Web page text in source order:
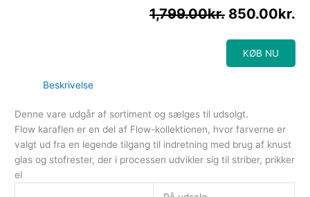
1,799.00kr. 850.00kr.
KØB NU
Beskrivelse
Denne vare udgår af sortiment og sælges til udsolgt.
Flow karaflen er en del af Flow-kollektionen, hvor farverne er
valgt ud fra en legende tilgang til indretning med brug af knust
glas og stofrester, der i processen udvikler sig til striber, prikker
el